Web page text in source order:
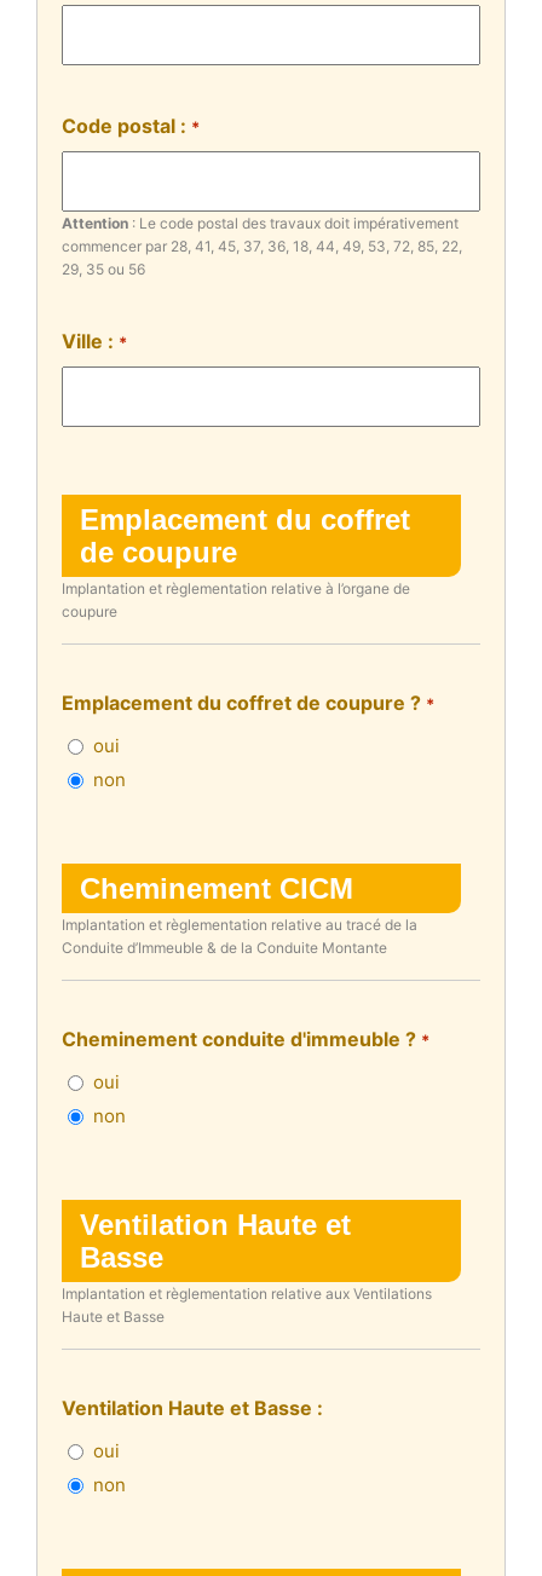
Code postal : *
Attention : Le code postal des travaux doit impérativement
commencer par 28, 41, 45, 37, 36, 18, 44, 49, 53, 72, 85, 22,
29, 35 ou 56
Ville : *
Emplacement du coffret
de coupure
Implantation et règlementation relative à l’organe de
coupure
Emplacement du coffret de coupure ? *
oui
non
Cheminement CICM
Implantation et règlementation relative au tracé de la
Conduite d’Immeuble & de la Conduite Montante
Cheminement conduite d'immeuble ? *
oui
non
Ventilation Haute et
Basse
Implantation et règlementation relative aux Ventilations
Haute et Basse
Ventilation Haute et Basse :
oui
non